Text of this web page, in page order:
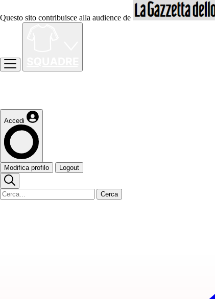
Questo sito contribuisce alla audience de
Accedi
Modifica profilo Logout
Cerca